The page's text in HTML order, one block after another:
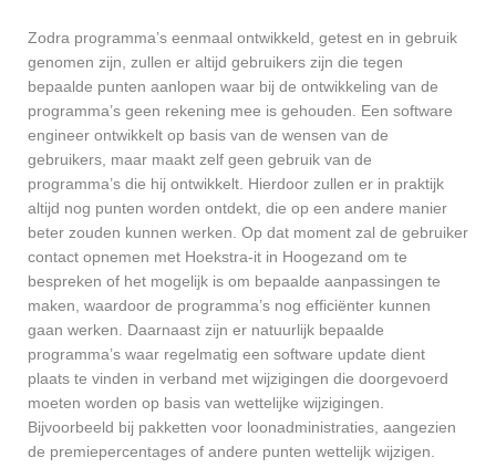
Zodra programma’s eenmaal ontwikkeld, getest en in gebruik
genomen zijn, zullen er altijd gebruikers zijn die tegen
bepaalde punten aanlopen waar bij de ontwikkeling van de
programma’s geen rekening mee is gehouden. Een software
engineer ontwikkelt op basis van de wensen van de
gebruikers, maar maakt zelf geen gebruik van de
programma’s die hij ontwikkelt. Hierdoor zullen er in praktijk
altijd nog punten worden ontdekt, die op een andere manier
beter zouden kunnen werken. Op dat moment zal de gebruiker
contact opnemen met Hoekstra-it in Hoogezand om te
bespreken of het mogelijk is om bepaalde aanpassingen te
maken, waardoor de programma’s nog efficiënter kunnen
gaan werken. Daarnaast zijn er natuurlijk bepaalde
programma’s waar regelmatig een software update dient
plaats te vinden in verband met wijzigingen die doorgevoerd
moeten worden op basis van wettelijke wijzigingen.
Bijvoorbeeld bij pakketten voor loonadministraties, aangezien
de premiepercentages of andere punten wettelijk wijzigen.